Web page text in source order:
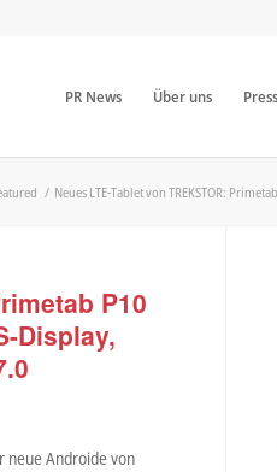
PR News Über uns
/ Neues LTE-Tablet von TREKSTOR:
P10
Display,
neue Androide von